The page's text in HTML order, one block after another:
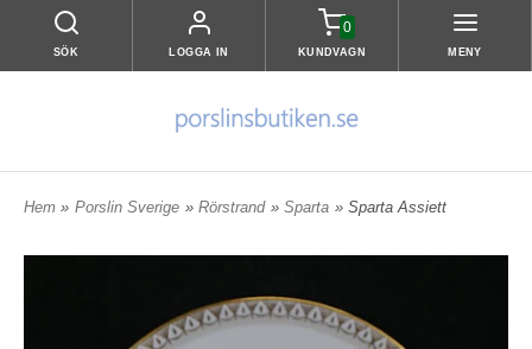
SÖK LOGGA IN
0
KUNDVAGN MENY
Hem » Porslin Sverige » Rörstrand » Sparta » Sparta Assiett